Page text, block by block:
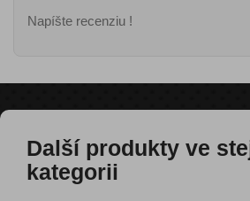
Napíšte recenziu !
Další produkty ve
kategorii